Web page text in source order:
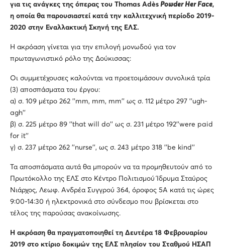
για τις ανάγκες της όπερας του Thomas Adès Powder Her Face,
η οποία θα παρουσιαστεί κατά την καλλιτεχνική περίοδο 2019-
2020 στην Εναλλακτική Σκηνή της ΕΛΣ.
Η ακρόαση γίνεται για την επιλογή μονωδού για τον
πρωταγωνιστικό ρόλο της Δούκισσας:
Οι συμμετέχουσες καλούνται να προετοιμάσουν συνολικά τρία
(3) αποσπάσματα του έργου:
α) σ. 109 μέτρο 262 ''mm, mm, mm'' ως σ. 112 μέτρο 297 ''ugh-
agh''
β) σ. 225 μέτρο 89 ''that will do'' ως σ. 231 μέτρο 192''were paid
for it''
γ) σ. 237 μέτρο 262 ''nurse'', ως σ. 243 μέτρο 318 ''be kind''
Τα αποσπάσματα αυτά θα μπορούν να τα προμηθευτούν από το
Πρωτόκολλο της ΕΛΣ στο Κέντρο Πολιτισμού Ίδρυμα Σταύρος
Νιάρχος, Λεωφ. Ανδρέα Συγγρού 364, όροφος 5Α κατά τις ώρες
9:00-14:30 ή ηλεκτρονικά στο σύνδεσμο που βρίσκεται στο
τέλος της παρούσας ανακοίνωσης.
Η ακρόαση θα πραγματοποιηθεί τη Δευτέρα 18 Φεβρουαρίου
2019 στο κτίριο δοκιμών της ΕΛΣ πλησίον του Σταθμού ΗΣΑΠ